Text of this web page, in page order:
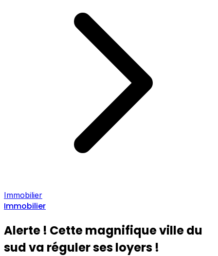
Immobilier
Immobilier
Alerte ! Cette magnifique ville du
sud va réguler ses loyers !